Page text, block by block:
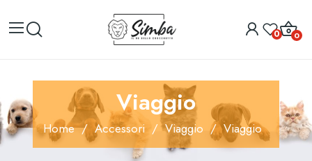
0 0
Viaggio
Home Accessori Viaggio Viaggio